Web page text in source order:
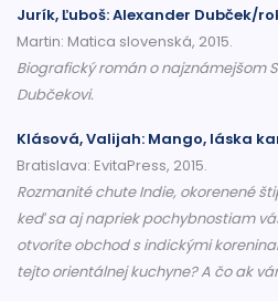
Jurík, Ľuboš: Alexander Dubček/
Martin: Matica slovenská, 2015.
Biografický román o najznámejšom
Dubčekovi.
Klásová, Valijah: Mango, láska
Bratislava: EvitaPress, 2015.
Rozmanité chute Indie, okorenené
keď sa aj napriek pochybnostiam
otvoríte obchod s indickými
tejto orientálnej kuchyne? A čo ak